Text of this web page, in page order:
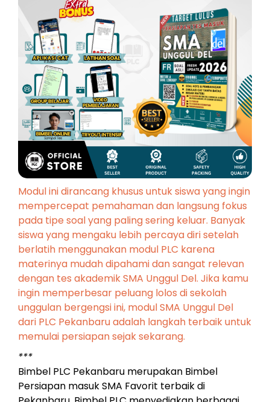
Modul ini dirancang khusus untuk siswa yang ingin
mempercepat pemahaman dan langsung fokus
pada tipe soal yang paling sering keluar. Banyak
siswa yang mengaku lebih percaya diri setelah
berlatih menggunakan modul PLC karena
materinya mudah dipahami dan sangat relevan
dengan tes akademik SMA Unggul Del. Jika kamu
ingin memperbesar peluang lolos di sekolah
unggulan bergengsi ini, modul SMA Unggul Del
dari PLC Pekanbaru adalah langkah terbaik untuk
memulai persiapan sejak sekarang.
***
Bimbel PLC Pekanbaru merupakan Bimbel
Persiapan masuk SMA Favorit terbaik di